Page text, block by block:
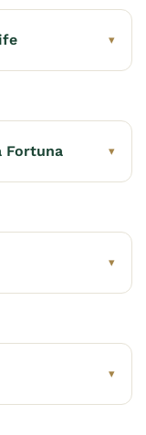
▾
Fortuna ▾
▾
▾